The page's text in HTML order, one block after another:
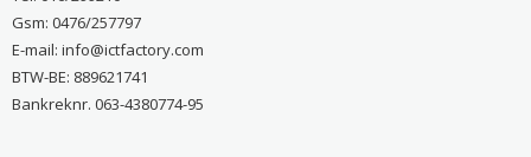
Gsm: 0476/257797
E-mail: info@ictfactory.com
BTW-BE: 889621741
Bankreknr. 063-4380774-95